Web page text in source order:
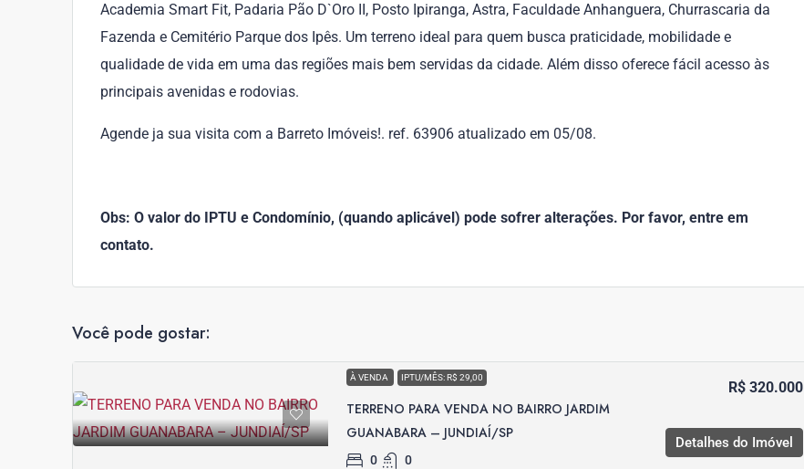
Academia Smart Fit, Padaria Pão D`Oro II, Posto Ipiranga, Astra, Faculdade Anhanguera, Churrascaria da
Fazenda e Cemitério Parque dos Ipês. Um terreno ideal para quem busca praticidade, mobilidade e
qualidade de vida em uma das regiões mais bem servidas da cidade. Além disso oferece fácil acesso às
principais avenidas e rodovias.
Agende ja sua visita com a Barreto Imóveis!. ref. 63906 atualizado em 05/08.
Obs: O valor do IPTU e Condomínio, (quando aplicável) pode sofrer alterações. Por favor, entre em
contato.
Você pode gostar:
À VENDA IPTU/MÊS: R$ 29,00
TERRENO PARA VENDA NO BAIRRO JARDIM
GUANABARA – JUNDIAÍ/SP
R$ 320.000
0 0
Detalhes do Imóvel